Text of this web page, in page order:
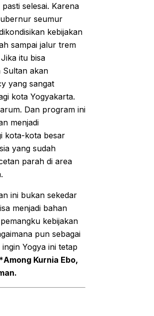
selesai. Karena
seumur
kebijakan
sampai jalur trem
itu bisa
Sultan akan
yang sangat
kota Yogyakarta.
Dan program ini
menjadi
kota-kota besar
yang sudah
parah di area
ini bukan sekedar
menjadi bahan
kebijakan
pun sebagai
Yogya ini tetap
Among Kurnia Ebo,